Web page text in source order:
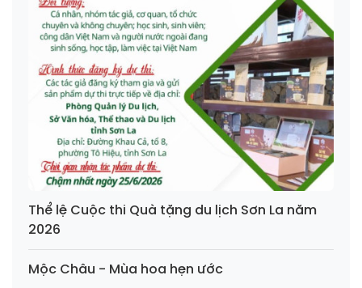
Thể lệ Cuộc thi Quà tặng du lịch Sơn La năm
2026
Mộc Châu - Mùa hoa hẹn ước